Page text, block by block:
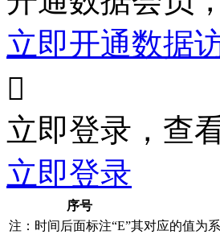
立即开通数据

立即登录，查
立即登录
序号
注：时间后面标注“E”其对应的值为